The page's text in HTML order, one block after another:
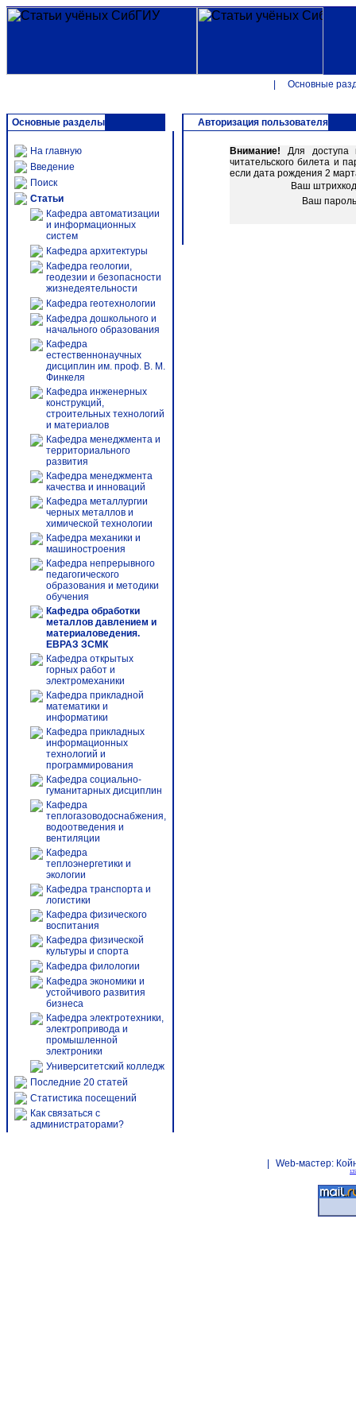
Основные
Основные разделы
На главную
Введение
Поиск
Статьи
Кафедра автоматизации
и информационных
систем
Кафедра архитектуры
Кафедра геологии,
геодезии и безопасности
жизнедеятельности
Кафедра геотехнологии
Кафедра дошкольного и
начального образования
Кафедра
естественнонаучных
дисциплин им. проф. В. М.
Финкеля
Кафедра инженерных
конструкций,
строительных технологий
и материалов
Кафедра менеджмента и
территориального
развития
Кафедра менеджмента
качества и инноваций
Кафедра металлургии
черных металлов и
химической технологии
Кафедра механики и
машиностроения
Кафедра непрерывного
педагогического
образования и методики
обучения
Кафедра обработки
металлов давлением и
материаловедения.
ЕВРАЗ ЗСМК
Кафедра открытых
горных работ и
электромеханики
Кафедра прикладной
математики и
информатики
Кафедра прикладных
информационных
технологий и
программирования
Кафедра социально-
гуманитарных дисциплин
Кафедра
теплогазоводоснабжения,
водоотведения и
вентиляции
Кафедра
теплоэнергетики и
экологии
Кафедра транспорта и
логистики
Кафедра физического
воспитания
Кафедра физической
культуры и спорта
Кафедра филологии
Кафедра экономики и
устойчивого развития
бизнеса
Кафедра электротехники,
электропривода и
промышленной
электроники
Университетский колледж
Последние 20 статей
Статистика посещений
Как связаться с
администраторами?
Авторизация пользователя
Внимание! Для доступа
читательского билета и
если дата рождения 2
Ваш
Ваш
Web-мастер: